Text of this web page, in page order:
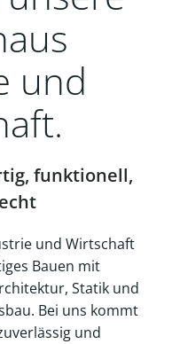
und
funktionell,
und Wirtschaft
Bauen mit
Statik und
Bei uns kommt
und